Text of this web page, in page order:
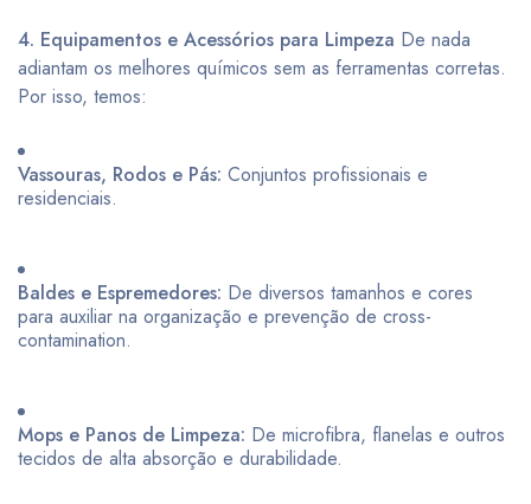
4. Equipamentos e Acessórios para Limpeza De nada
adiantam os melhores químicos sem as ferramentas corretas.
Por isso, temos:
Vassouras, Rodos e Pás: Conjuntos profissionais e
residenciais.
Baldes e Espremedores: De diversos tamanhos e cores
para auxiliar na organização e prevenção de cross-
contamination.
Mops e Panos de Limpeza: De microfibra, flanelas e outros
tecidos de alta absorção e durabilidade.